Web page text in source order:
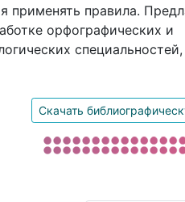
правила.
орфографических и
Скачать